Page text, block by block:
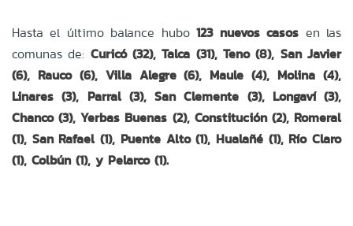
Hasta el último balance hubo123 nuevos casos en las
comunas de: Curicó (32), Talca (31), Teno (8), San Javier
(6), Rauco (6), Villa Alegre (6), Maule (4), Molina (4),
Linares (3), Parral (3), San Clemente (3), Longaví (3),
Chanco (3), Yerbas Buenas (2), Constitución (2), Romeral
(1), San Rafael (1), Puente Alto (1), Hualañé (1), Río Claro
(1), Colbún (1), y Pelarco (1).